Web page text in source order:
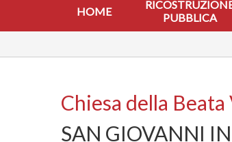
RICOSTRUZIONE
ATTIVITÀ
HOME
PUBBLICA
Chiesa della
SAN GIOVANNI